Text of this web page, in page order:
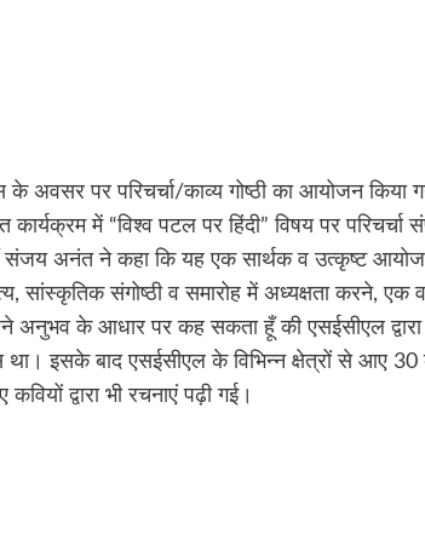
के अवसर पर परिचर्चा/काव्य गोष्ठी का आयोजन किया
में “विश्व पटल पर हिंदी” विषय पर परिचर्चा
अनंत ने कहा कि यह एक सार्थक व उत्कृष्ट आयोजन
सांस्कृतिक संगोष्ठी व समारोह में अध्यक्षता करने,
अनुभव के आधार पर कह सकता हूँ की एसईसीएल
इसके बाद एसईसीएल के विभिन्न क्षेत्रों से आए 30
द्वारा भी रचनाएं पढ़ी गई।